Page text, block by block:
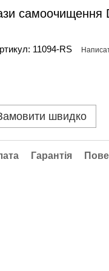
самоочищення
11094-RS
швидко
Гарантія